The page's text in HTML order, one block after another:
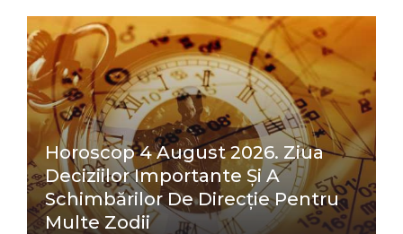
Horoscop 4 August 2026. Ziua
Deciziilor Importante Și A
Schimbărilor De Direcție Pentru
Multe Zodii